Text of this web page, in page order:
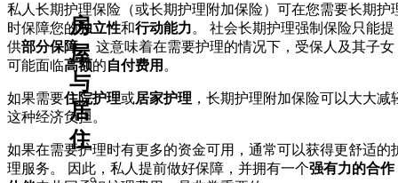
房
屋
与
居
住
私人长期护理保险（或长期护理附加保险）可在您需要长期护
时保障您的独立性和行动能力。 社会长期护理强制保险只能提
供部分保障。 这意味着在需要护理的情况下，受保人及其子女
可能面临高额的自付费用 。
如果需要住院护理或居家护理 ，长期护理附加保险可以大大减
这种经济负担。
如果在需要护理时有更多的资金可用，通常可以获得更舒适的
理服务。 因此，私人提前做好保障，并拥有一个强有力的合作